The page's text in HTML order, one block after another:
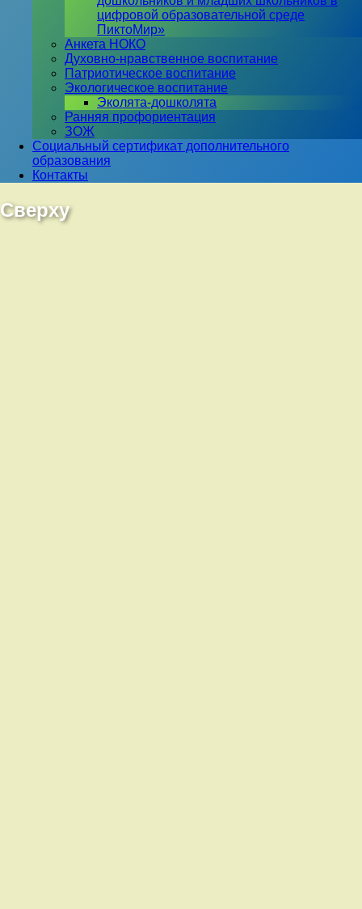
цифровой образовательной среде
ПиктоМир»
Анкета НОКО
Духовно-нравственное воспитание
Патриотическое воспитание
Экологическое воспитание
Эколята-дошколята
Ранняя профориентация
ЗОЖ
Социальный сертификат дополнительного
образования
Контакты
Сверху